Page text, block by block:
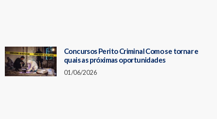
Concursos Perito Criminal Como se tornar e
quais as próximas oportunidades
01/06/2026